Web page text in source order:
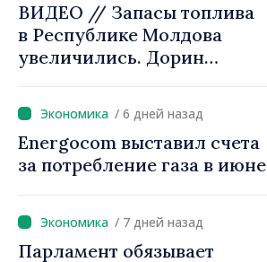
ВИДЕО // Запасы топлива
в Республике Молдова
увеличились. Дорин
меры дают результаты»
/ 6 дней назад
Energocom выставил счета
за потребление газа в июне
/ 7 дней назад
Парламент обязывает